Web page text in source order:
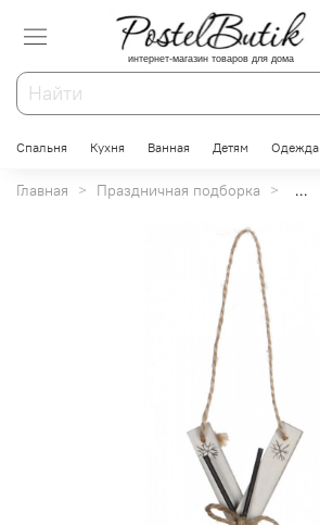
интернет-магазин товаров для дома
Спальня Кухня Ванная Детям Одежда
Главная Праздничная подборка ...